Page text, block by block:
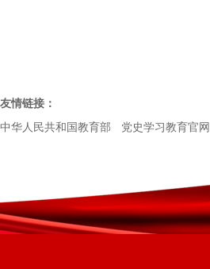
友情链接：
中华人民共和国教育部
党史学习教育官网